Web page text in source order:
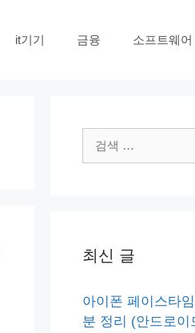
it기기 금융 소프트웨어
색:
최신 글
아이폰 페이스타
분 정리 (안드로이